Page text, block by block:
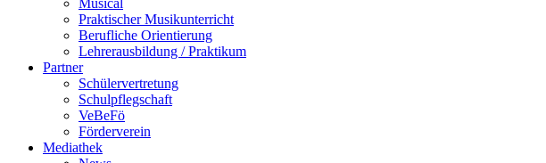
Musical
Praktischer Musikunterricht
Berufliche Orientierung
Lehrerausbildung / Praktikum
Partner
Schülervertretung
Schulpflegschaft
VeBeFö
Förderverein
Mediathek